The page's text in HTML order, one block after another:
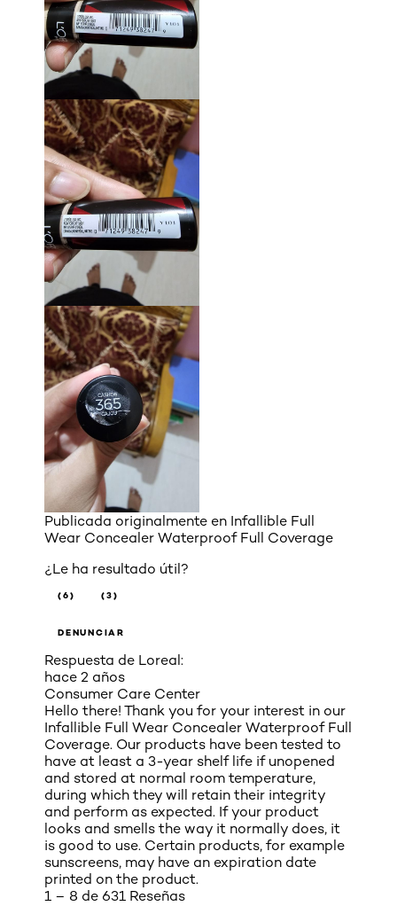
Publicada originalmente en Infallible Full
Wear Concealer Waterproof Full Coverage
¿Le ha resultado útil?
(6) (3)
DENUNCIAR
Respuesta de Loreal:
hace 2 años
Consumer Care Center
Hello there! Thank you for your interest in our
Infallible Full Wear Concealer Waterproof Full
Coverage. Our products have been tested to
have at least a 3-year shelf life if unopened
and stored at normal room temperature,
during which they will retain their integrity
and perform as expected. If your product
looks and smells the way it normally does, it
is good to use. Certain products, for example
sunscreens, may have an expiration date
printed on the product.
1 – 8 de 631 Reseñas